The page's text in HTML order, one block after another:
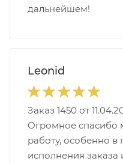
дальнейшем!
Leonid
Заказ 1450 от
Огромное спасибо
работу, особенно в
исполнения